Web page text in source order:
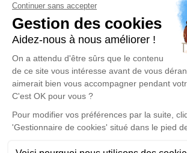
Réseaux sociaux
Liens utiles
Publier un avis de décès
Signaler un abus/une erreur